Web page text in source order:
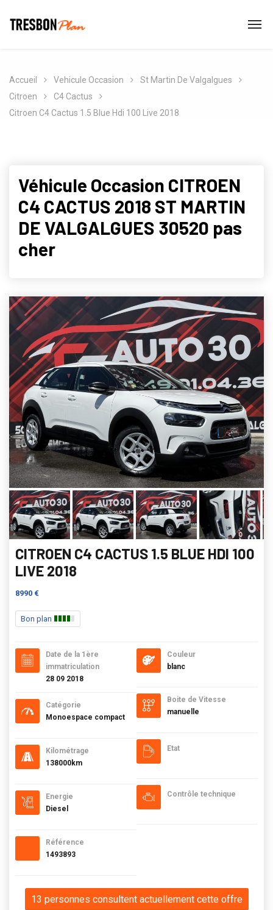
Accueil Vehicule Occasion
St Martin De Valgalgues
Citroen
C4 Cactus
Citroen C4 Cactus 1.5 Blue Hdi 100 Live 2018
Véhicule Occasion CITROEN
C4 CACTUS 2018 ST MARTIN
DE VALGALGUES 30520 pas
cher
CITROEN C4 CACTUS 1.5 BLUE HDI 100
LIVE 2018
8990 €
Bon plan
Date de la 1ère
immatriculation
28 09 2018
Catégorie
Monoespace compact
Kilométrage
138000km
Energie
Diesel
Référence
1493893
Couleur
blanc
Boite de Vitesse
manuelle
Etat
Contrôle technique
13 personnes consultent actuellement cette offre